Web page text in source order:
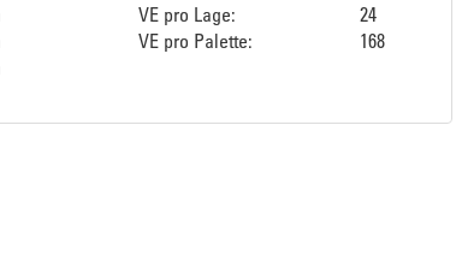
VE pro Lage:
24
VE pro Palette:
168